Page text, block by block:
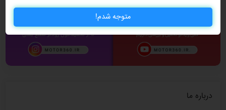
درباره ما
متوجه شدم!